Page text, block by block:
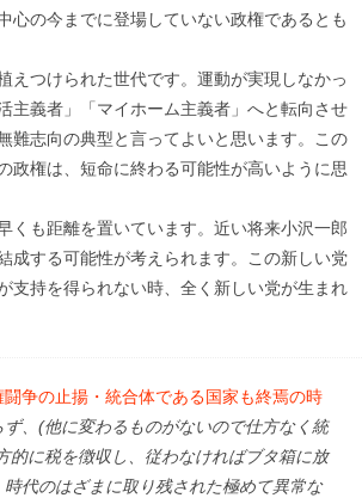
心の今までに登場していない政権であるとも
えつけられた世代です。運動が実現しなかっ
主義者」「マイホーム主義者」へと転向させ
難志向の典型と言ってよいと思います。この
政権は、短命に終わる可能性が高いように思
くも距離を置いています。近い将来小沢一郎
成する可能性が考えられます。この新しい党
支持を得られない時、全く新しい党が生まれ
争の止揚・統合体である国家も終焉の時
、(他に変わるものがないので仕方なく統
的に税を徴収し、従わなければブタ箱に放
代のはざまに取り残された極めて異常な